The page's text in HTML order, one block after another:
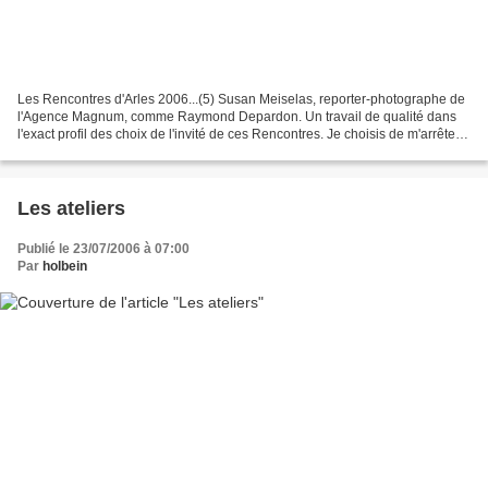
Les Rencontres d'Arles 2006...(5) Susan Meiselas, reporter-photographe de
l'Agence Magnum, comme Raymond Depardon. Un travail de qualité dans
l'exact profil des choix de l'invité de ces Rencontres. Je choisis de m'arrêter
Les ateliers
Publié le 23/07/2006 à 07:00
Par holbein